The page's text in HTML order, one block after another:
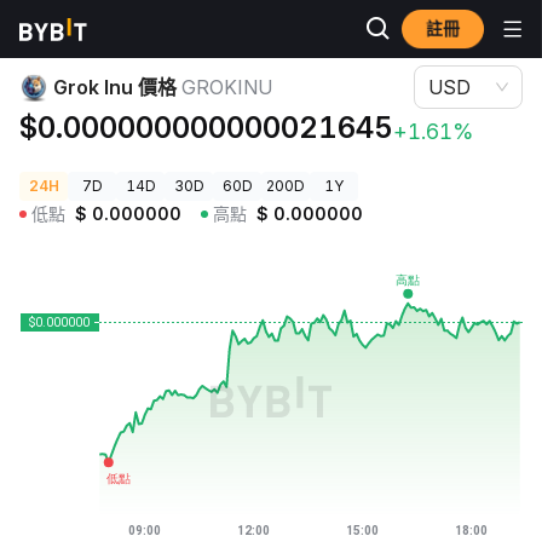
註冊
加密貨幣價格
Grok Inu 價格 GROKINU
$0.000000000000021645+1.61%
USD
24H 7D 14D 30D 60D 200D 1Y
低點 $ 0.000000 高點 $ 0.000000